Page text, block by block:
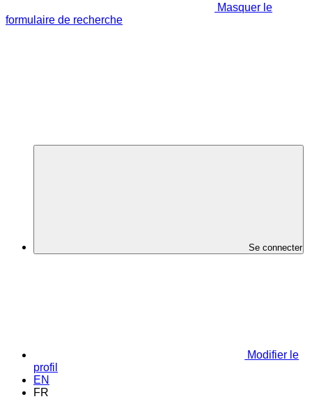
Masquer le
formulaire de recherche
Se connecter
Modifier le
profil
EN
FR